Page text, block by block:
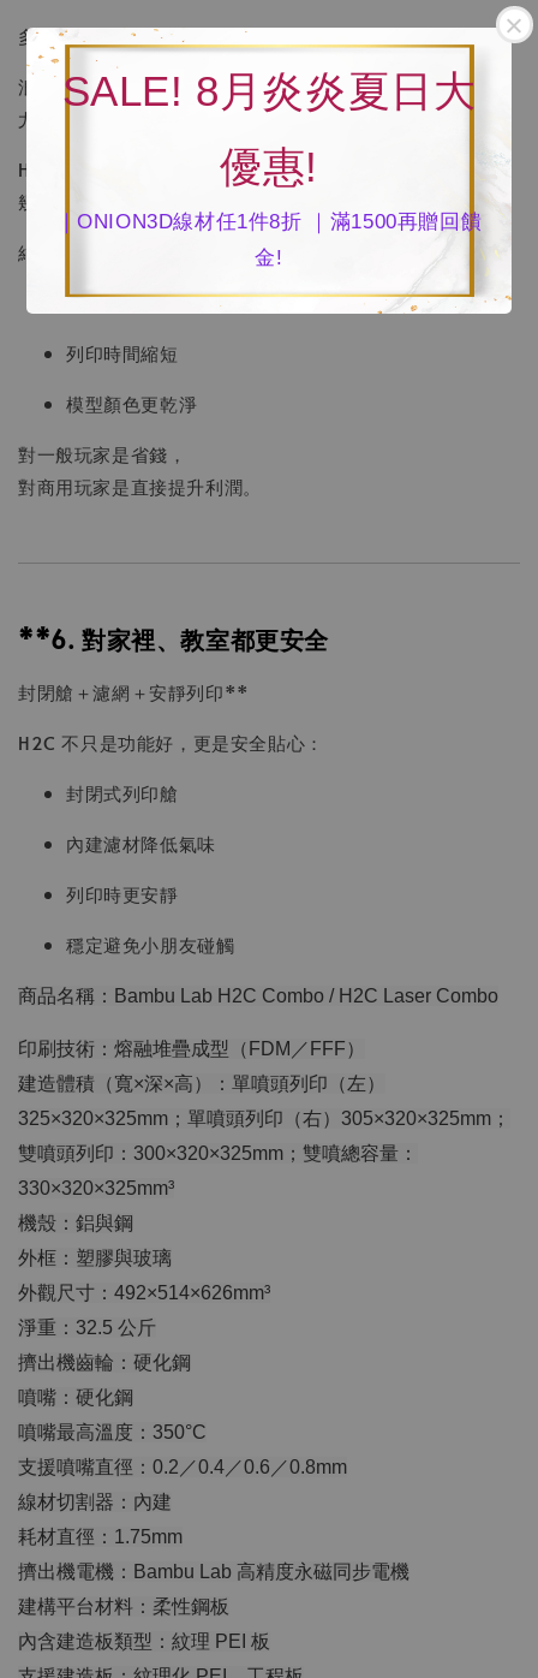
SALE! 8月炎炎夏日大
優惠!
｜ONION3D線材任1件8折 ｜滿1500再贈回饋
金!
多色列印最大痛點就是：
浪費大量材料
尤其 purge 回收那一大坨。
H2C 直接用「多噴頭分色」方式，
幾乎不需要 purge 清料。
結果是：
材料省下來
列印時間縮短
模型顏色更乾淨
對一般玩家是省錢，
對商用玩家是直接提升利潤。
**6. 對家裡、教室都更安全
封閉艙＋濾網＋安靜列印**
H2C 不只是功能好，更是安全貼心：
封閉式列印艙
內建濾材降低氣味
列印時更安靜
穩定避免小朋友碰觸
商品名稱：Bambu Lab H2C Combo / H2C Laser Combo
印刷技術：熔融堆疊成型（FDM／FFF）
建造體積（寬×深×高）：單噴頭列印（左）
325×320×325mm；單噴頭列印（右）305×320×325mm；
雙噴頭列印：300×320×325mm；雙噴總容量：
330×320×325mm³
機殼：鋁與鋼
外框：塑膠與玻璃
外觀尺寸：492×514×626mm³
淨重：32.5 公斤
擠出機齒輪：硬化鋼
噴嘴：硬化鋼
噴嘴最高溫度：350°C
支援噴嘴直徑：0.2／0.4／0.6／0.8mm
線材切割器：內建
耗材直徑：1.75mm
擠出機電機：Bambu Lab 高精度永磁同步電機
建構平台材料：柔性鋼板
內含建造板類型：紋理 PEI 板